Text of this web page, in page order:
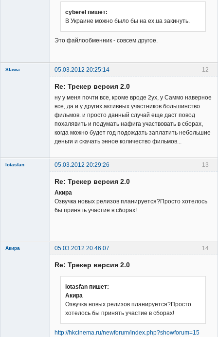
cyberel пишет:
В Украине можно было бы на ex.ua закинуть.
Это файлообменник - совсем другое.
12
Slawa
05.03.2012 20:25:14
Re: Трекер версия 2.0
ну у меня почти все, кроме вроде 2ух, у Саммо наверное
все, да и у других активных участников большинство
фильмов. и просто данный случай еще даст повод
похалявить и подумать нафига участвовать в сборах,
когда можно будет год подождать заплатить небольшие
деньги и скачать энное количество фильмов...
13
lotasfan
05.03.2012 20:29:26
Re: Трекер версия 2.0
Акира
Озвучка новых релизов планируется?Просто хотелось
бы принять участие в сборах!
14
Акира 05.03.2012 20:46:07
Re: Трекер версия 2.0
lotasfan пишет:
Акира
Озвучка новых релизов планируется?Просто
хотелось бы принять участие в сборах!
http://hkcinema.ru/newforum/index.php?showforum=15